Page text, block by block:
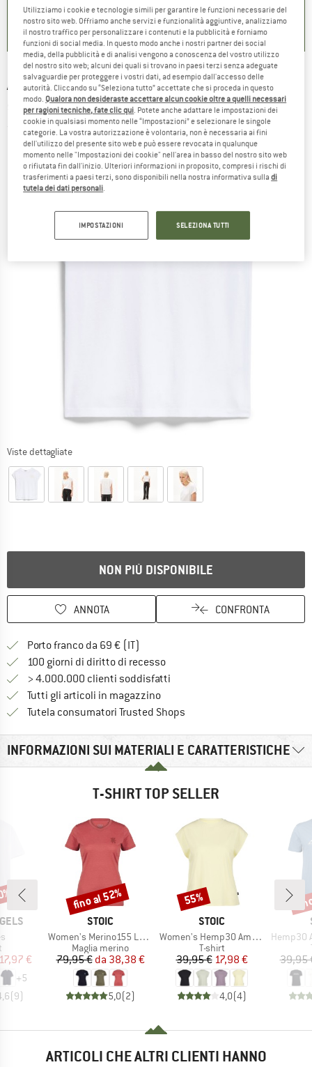
252) 4,9(23)
4,8( 8)
ARMEDANGELS -Women's Oneliaa Faancy - T-
shirt
(0)
Viste dettagliate
NON PIÙ DISPONIBILE
ANNOTA CONFRONTA
Porto franco da 69 € (IT)
100 giorni di diritto di recessoVai alla politica di recesso qui
> 4.000.000 clienti soddisfatti
Tutti gli articoli in magazzino
Tutela consumatori Trusted Shops
INFORMAZIONI SUI MATERIALI E CARATTERISTICHE
T-SHIRT TOP SELLER
di prodotti
ridotto
€
+5
(9)
MARCHIO
STOIC
Articolo
Women's Merino155 LaholmSt. T-Shirt Daisy Flower
Gruppo di prodotti
Maglia merino
Prezzo
79,95 € Prezzo ridotto
da 38,38 €
5,0(2)
Sconto
fino al 52%
MARCHIO
STOIC
Articolo
Women's Hemp30 AmalSt. Top II
Gruppo di prodotti
T-shirt
Prezzo
39,95 €Prezzo ridotto
17,98 €
4,0(4)
Sconto
55%
Articolo
Hemp30
39,95
ARTICOLI CHE ALTRI CLIENTI HANNO
Utilizziamo i cookie e tecnologie simili per garantire le funzioni necessarie del
nostro sito web. Offriamo anche servizi e funzionalità aggiuntive, analizziamo
il nostro traffico per personalizzare i contenuti e la pubblicità e forniamo
funzioni di social media. In questo modo anche i nostri partner dei social
media, della pubblicità e di analisi vengono a conoscenza del vostro utilizzo
del nostro sito web; alcuni dei quali si trovano in paesi terzi senza adeguate
salvaguardie per proteggere i vostri dati, ad esempio dall'accesso delle
autorità. Cliccando su “Seleziona tutto” accettate che si proceda in questo
modo. Qualora non desideraste accettare alcun cookie oltre a quelli necessari
per ragioni tecniche, fate clic qui . Potete anche adattare le impostazioni dei
cookie in qualsiasi momento nelle “Impostazioni” e selezionare le singole
categorie. La vostra autorizzazione è volontaria, non è necessaria ai fini
dell'utilizzo del presente sito web e può essere revocata in qualunque
momento nelle "Impostazioni dei cookie" nell'area in basso del nostro sito web
o rifiutata fin dall'inizio. Ulteriori informazioni in proposito, compresi i rischi di
trasferimenti a paesi terzi, sono disponibili nella nostra informativa sulladi
tutela dei dati personali
IMPOSTAZIONI SELEZIONA TUTTI